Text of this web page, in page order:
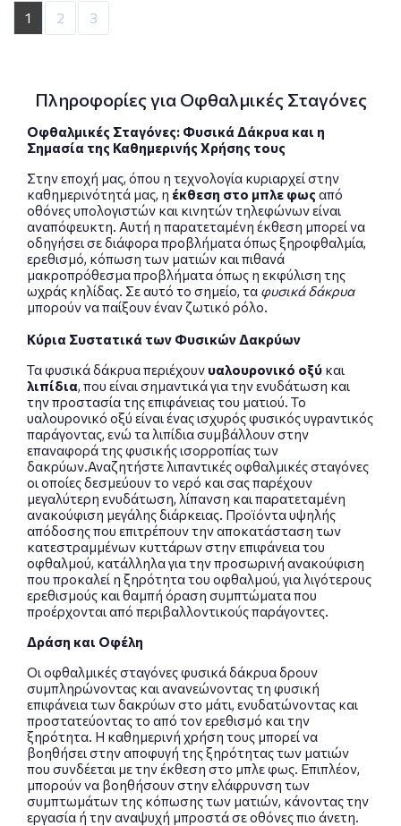
1 2 3
Πληροφορίες για Οφθαλμικές Σταγόνες
Οφθαλμικές Σταγόνες: Φυσικά Δάκρυα και η
Σημασία της Καθημερινής Χρήσης τους
Στην εποχή μας, όπου η τεχνολογία κυριαρχεί στην
καθημερινότητά μας, η έκθεση στο μπλε φως από
οθόνες υπολογιστών και κινητών τηλεφώνων είναι
αναπόφευκτη. Αυτή η παρατεταμένη έκθεση μπορεί να
οδηγήσει σε διάφορα προβλήματα όπως ξηροφθαλμία,
ερεθισμό, κόπωση των ματιών και πιθανά
μακροπρόθεσμα προβλήματα όπως η εκφύλιση της
ωχράς κηλίδας. Σε αυτό το σημείο, τα φυσικά δάκρυα
μπορούν να παίξουν έναν ζωτικό ρόλο.
Κύρια Συστατικά των Φυσικών Δακρύων
Τα φυσικά δάκρυα περιέχουν υαλουρονικό οξύ και
λιπίδια, που είναι σημαντικά για την ενυδάτωση και
την προστασία της επιφάνειας του ματιού. Το
υαλουρονικό οξύ είναι ένας ισχυρός φυσικός υγραντικός
παράγοντας, ενώ τα λιπίδια συμβάλλουν στην
επαναφορά της φυσικής ισορροπίας των
δακρύων.Αναζητήστε λιπαντικές οφθαλμικές σταγόνες
οι οποίες δεσμεύουν το νερό και σας παρέχουν
μεγαλύτερη ενυδάτωση, λίπανση και παρατεταμένη
ανακούφιση μεγάλης διάρκειας. Προϊόντα υψηλής
απόδοσης που επιτρέπουν την αποκατάσταση των
κατεστραμμένων κυττάρων στην επιφάνεια του
οφθαλμού, κατάλληλα για την προσωρινή ανακούφιση
που προκαλεί η ξηρότητα του οφθαλμού, για λιγότερους
ερεθισμούς και θαμπή όραση συμπτώματα που
προέρχονται από περιβαλλοντικούς παράγοντες.
Δράση και Οφέλη
Οι οφθαλμικές σταγόνες φυσικά δάκρυα δρουν
συμπληρώνοντας και ανανεώνοντας τη φυσική
επιφάνεια των δακρύων στο μάτι, ενυδατώνοντας και
προστατεύοντας το από τον ερεθισμό και την
ξηρότητα. Η καθημερινή χρήση τους μπορεί να
βοηθήσει στην αποφυγή της ξηρότητας των ματιών
που συνδέεται με την έκθεση στο μπλε φως. Επιπλέον,
μπορούν να βοηθήσουν στην ελάφρυνση των
συμπτωμάτων της κόπωσης των ματιών, κάνοντας την
εργασία ή την αναψυχή μπροστά σε οθόνες πιο άνετη.